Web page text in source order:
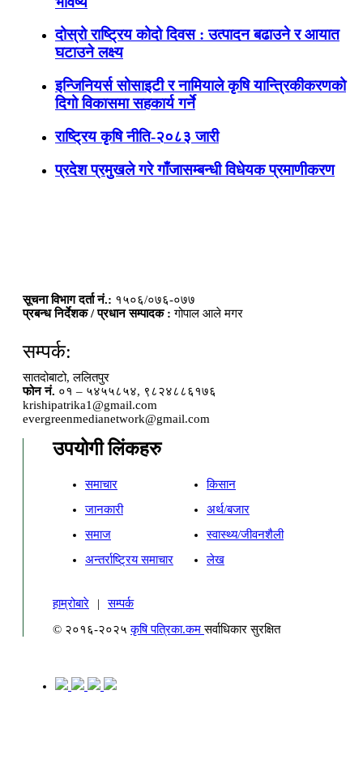
दोस्रो राष्ट्रिय कोदो दिवस : उत्पादन बढाउने र आयात
घटाउने लक्ष्य
इन्जिनियर्स सोसाइटी र नामियाले कृषि यान्त्रिकीकरणको
दिगो विकासमा सहकार्य गर्ने
राष्ट्रिय कृषि नीति-२०८३ जारी
प्रदेश प्रमुखले गरे गाँजासम्बन्धी विधेयक प्रमाणीकरण
सूचना विभाग दर्ता नं.: १५०६/०७६-०७७
प्रबन्ध निर्देशक / प्रधान सम्पादक : गोपाल आले मगर
सम्पर्क:
सातदोबाटो, ललितपुर
फोन नं. ०१ – ५४५५८५४, ९८२४८८६१७६
krishipatrika1@gmail.com
evergreenmedianetwork@gmail.com
उपयोगी लिंकहरु
समाचार
किसान
जानकारी
अर्थ/बजार
समाज
स्वास्थ्य/जीवनशैली
अन्तर्राष्ट्रिय समाचार
लेख
हाम्रोबारे |
सम्पर्क
© २०१६-२०२५कृषि पत्रिका.कमसर्वाधिकार सुरक्षित